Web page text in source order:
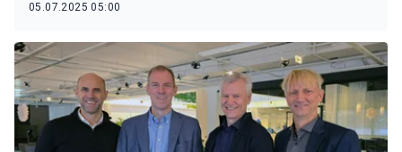
05.07.2025 05:00